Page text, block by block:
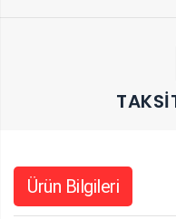
Ürün Bilgileri